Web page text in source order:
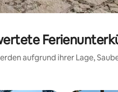
aufgrund ihrer Lage,